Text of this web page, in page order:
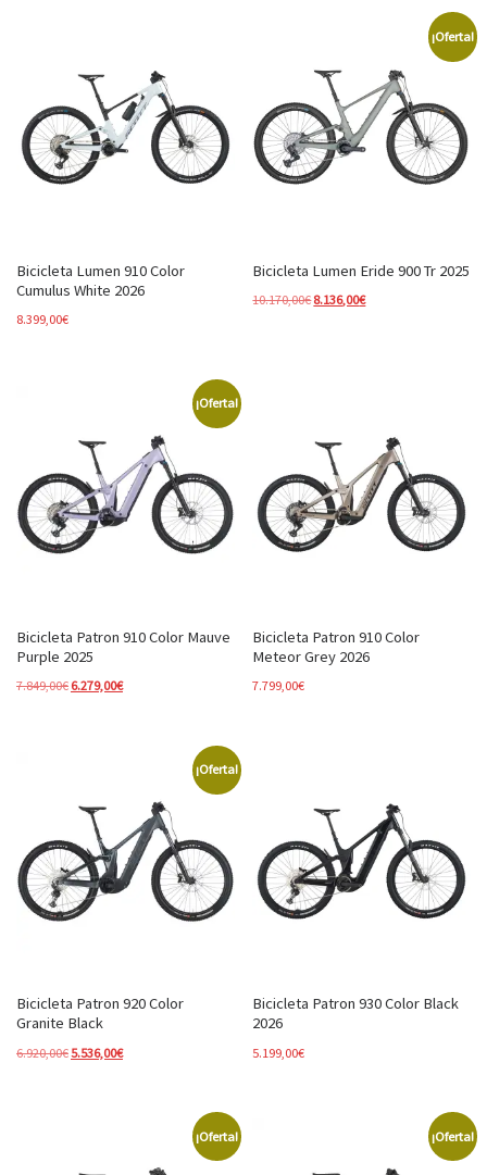
Bicicleta Lumen 910 Color
Cumulus White 2026
8.399,00€
¡Oferta!
Bicicleta Lumen Eride 900 Tr 2025
10.170,00€El precio original era:
8.136,00€El precio actual es:
¡Oferta!
Bicicleta Patron 910 Color Mauve
Purple 2025
7.849,00€ El precio original era: 7.849,00€.
6.279,00€El precio actual es: 6.279,00€.
Bicicleta Patron 910 Color
Meteor Grey 2026
7.799,00€
¡Oferta!
Bicicleta Patron 920 Color
Granite Black
6.920,00€ El precio original era: 6.920,00€.
5.536,00€El precio actual es: 5.536,00€.
Bicicleta Patron 930 Color Black
2026
5.199,00€
¡Oferta! ¡Oferta!